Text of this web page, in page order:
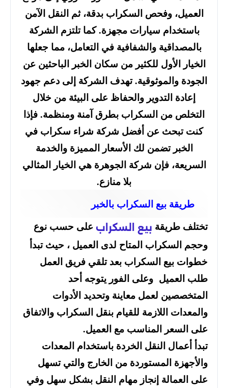
العميل، وفحص السكراب بدقة، ثم النقل الآمن
باستخدام سيارات مجهزة. كما تلتزم الشركة
بالمصداقية والشفافية في التعامل، مما جعلها
الخيار الأول للكثير من سكان الخبر الباحثين عن
الجودة والموثوقية. تهدف الشركة إلى دعم جهود
إعادة التدوير والحفاظ على البيئة من خلال
التخلص من السكراب بطرق آمنة ومنظمة. فإذا
كنت تبحث عن أفضل شركة شراء سكراب في
الخبر تضمن لك الأسعار المميزة والخدمة
السريعة، فإن شركة الجوهرة هي الخيار المثالي
بلا منازع.
طريقة بيع السكراب بالخبر
تختلف طريقة بيع السكراب على حسب نوع
وحجم السكراب المتاح لدى العميل ، حيث تبدأ
خطوات بيع السكراب بعد تلقي فريق العمل
طلب العميل وعلى الفور يتوجه أحد
المتخصصين لعمل معاينة وتحديد الأدوات
والمعدات اللازمة للقيام بنقل السكراب والاتفاق
على السعر المناسب مع العميل.
تبدأ أعمال النقل الخردة باستخدام المعدات
والأجهزة المستوردة من الخارج والتي تسهل
على العمالة إنجاز مهام النقل بشكل سهل وفي